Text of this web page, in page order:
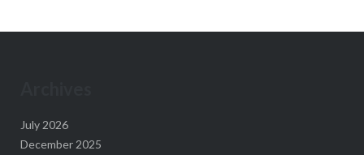
July 2026
December 2025